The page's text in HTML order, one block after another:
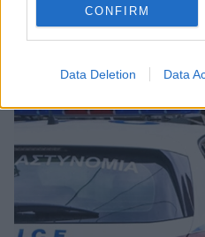
CONFIRM
Data Deletion Data
εμμονής της - Το
σε εφιάλτη - Το
την καταδίκασε